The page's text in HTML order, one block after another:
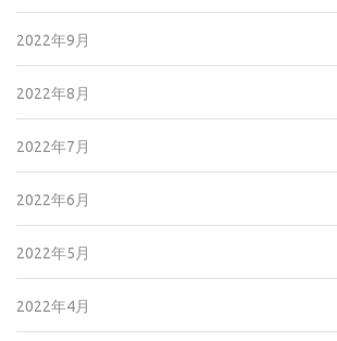
2022年9月
2022年8月
2022年7月
2022年6月
2022年5月
2022年4月